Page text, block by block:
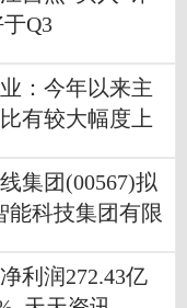
Q3
：今年以来主
有较大幅度上
集团(00567)拟
能科技集团有限
利润272.43亿